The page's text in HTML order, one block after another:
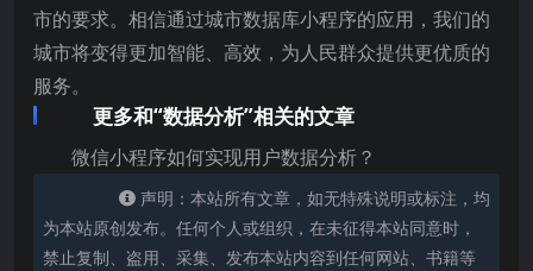
市的要求。相信通过城市数据库小程序的应用，我们的
城市将变得更加智能、高效，为人民群众提供更优质的
服务。
更多和“数据分析”相关的文章
微信小程序如何实现用户数据分析？
声明：本站所有文章，如无特殊说明或标注，均
为本站原创发布。任何个人或组织，在未征得本站同意时，
禁止复制、盗用、采集、发布本站内容到任何网站、书籍等